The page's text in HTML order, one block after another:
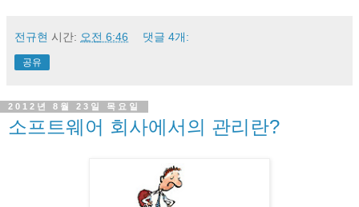
전규현 시간: 오전 6:46 댓글 4개:
공유
2012년 8월 23일 목요일
소프트웨어 회사에서의 관리란?